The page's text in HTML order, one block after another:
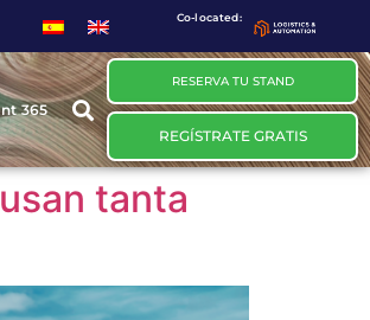
Co-located:
365
RESERVA TU STAND
REGÍSTRATE GRATIS
tanta